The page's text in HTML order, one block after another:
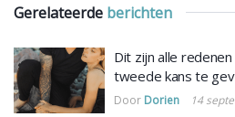
Gerelateerde berichten
Dit zijn alle
tweede kans te
Door Dorien 14